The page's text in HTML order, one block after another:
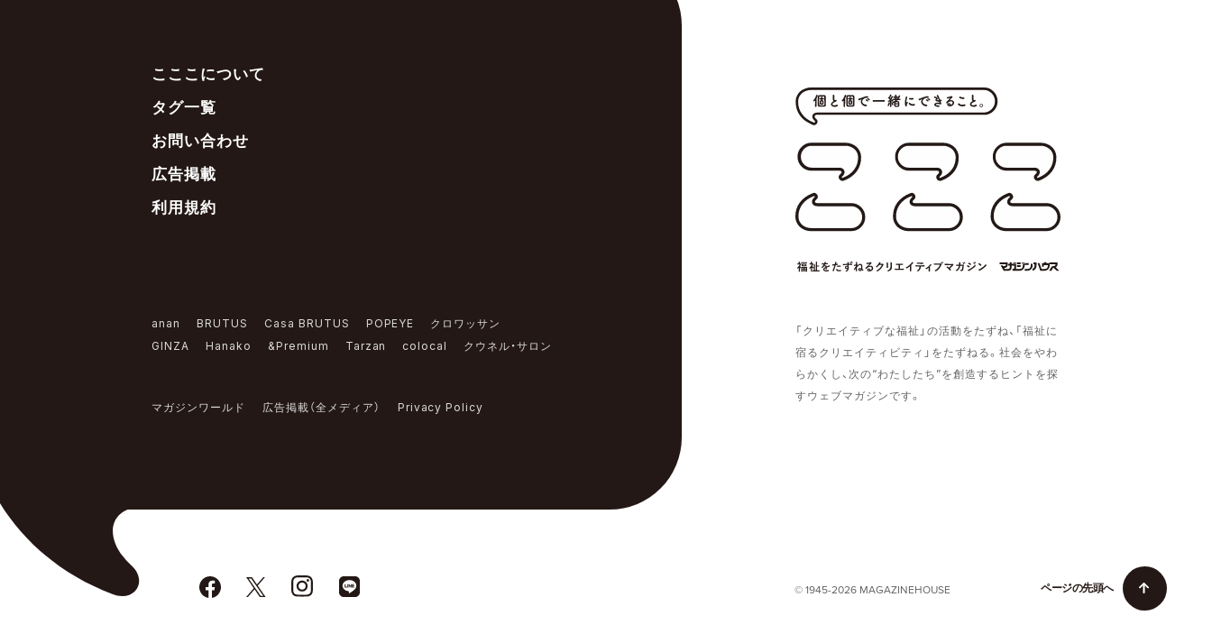
こここについて
タグ一覧
お問い合わせ
広告掲載
利用規約
anan BRUTUS Casa BRUTUS POPEYE
クロワッサン
GINZA
Hanako &Premium Tarzan colocal クウネル・サロン
マガジンワールド 広告掲載（全メディア） Privacy Policy
「クリエイティブな福祉」の活動をたずね、「福祉に
宿るクリエイティビティ」をたずねる。社会をやわ
らかくし、次の“わたしたち”を創造するヒントを探
すウェブマガジンです。
© 1945-2026 MAGAZINEHOUSE ページの先頭へ